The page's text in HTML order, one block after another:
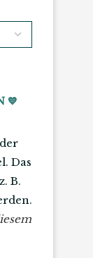
💙
Das
B.